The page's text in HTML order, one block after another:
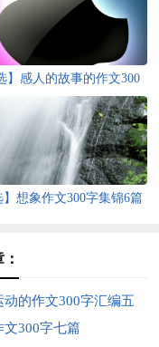
】感人的故事的作文300
字4篇
】想象作文300字集锦6篇
动的作文300字汇编五
文300字七篇